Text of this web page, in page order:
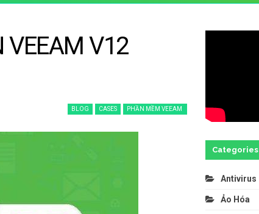
VEEAM V12
BLOG CASES PHẦN MỀM VEEAM
Categories
Antivirus
Ảo Hóa